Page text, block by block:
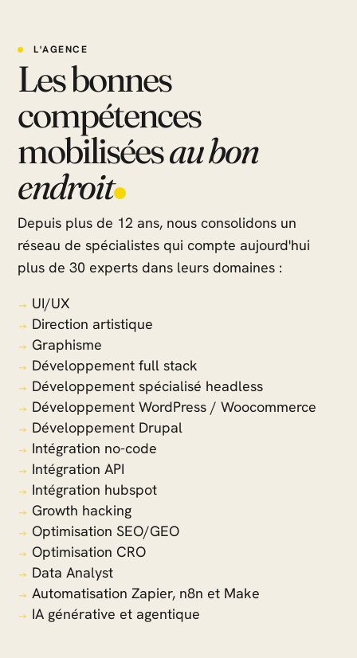
L'AGENCE
Les bonnes
compétences
mobiliséesau bon
endroit
Depuis plus de 12 ans, nous consolidons un
réseau de spécialistes qui compte aujourd'hui
plus de 30 experts dans leurs domaines :
UI/UX
Direction artistique
Graphisme
Développement full stack
Développement spécialisé headless
Développement WordPress / Woocommerce
Développement Drupal
Intégration no-code
Intégration API
Intégration hubspot
Growth hacking
Optimisation SEO/GEO
Optimisation CRO
Data Analyst
Automatisation Zapier, n8n et Make
IA générative et agentique